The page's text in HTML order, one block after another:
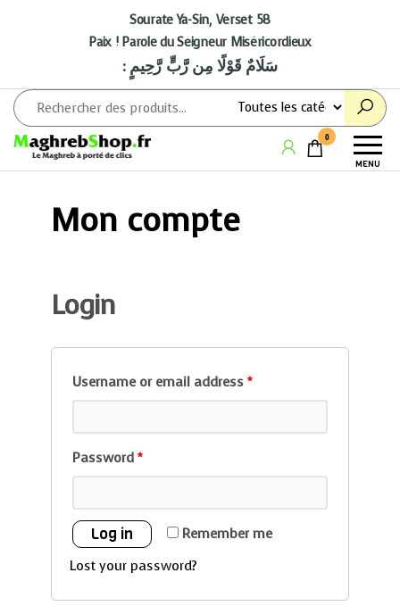
Sourate Ya-Sin, Verset 58
Paix ! Parole du Seigneur Miséricordieux
: سَلَامٌ قَوْلًا مِن رَّبٍّ رَّحِيمٍ
Maghrebshop
à porter
MENU
0
Mon compte
Login
Username or email address *
Password *
Remember me
Log in
Lost your password?